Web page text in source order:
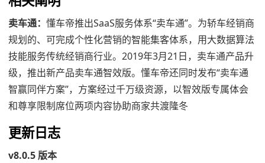
卖车通： 懂车帝推出SaaS服务体系“卖车通”。为轿车经销商
规划的、可完成个性化营销的智能集客体系，用大数据算法
技能服务传统经销商行业。2019年3月21日，卖车通产品升
级，推出新产品卖车通智效版。懂车帝还同时发布“卖车通
智赢同伴方案”，方案经过千万级资源，以智效版专属体会
和尊享限制席位两项内容协助商家共渡隆冬
更新日志
v8.0.5 版本